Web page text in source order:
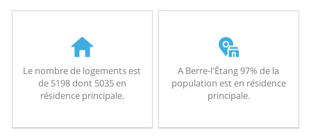
Le nombre de logements est
de 5198 dont 5035 en
résidence principale.
A Berre-l'Étang 97% de la
population est en résidence
principale.